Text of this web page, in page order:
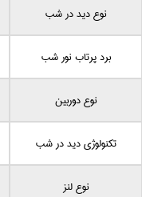
نوع دید در شب
برد پرتاب نور شب
نوع دوربین
تکنولوژی دید در شب
نوع لنز